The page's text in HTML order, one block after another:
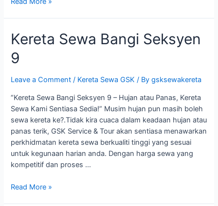
Seksyen
10
Kereta Sewa Bangi Seksyen
9
Leave a Comment / Kereta Sewa GSK / Bygsksewakereta
“Kereta Sewa Bangi Seksyen 9 – Hujan atau Panas, Kereta
Sewa Kami Sentiasa Sedia!” Musim hujan pun masih boleh
sewa kereta ke?.Tidak kira cuaca dalam keadaan hujan atau
panas terik, GSK Service & Tour akan sentiasa menawarkan
perkhidmatan kereta sewa berkualiti tinggi yang sesuai
untuk kegunaan harian anda. Dengan harga sewa yang
kompetitif dan proses …
Kereta
Read More »